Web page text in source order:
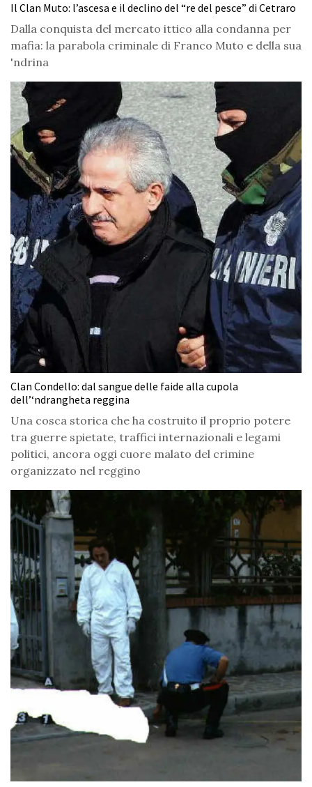
Il Clan Muto: l’ascesa e il declino del “re del pesce” di Cetraro
Dalla conquista del mercato ittico alla condanna per
mafia: la parabola criminale di Franco Muto e della sua
'ndrina
Clan Condello: dal sangue delle faide alla cupola
dell’‘ndrangheta reggina
Una cosca storica che ha costruito il proprio potere
tra guerre spietate, traffici internazionali e legami
politici, ancora oggi cuore malato del crimine
organizzato nel reggino